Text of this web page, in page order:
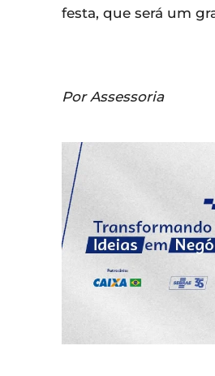
festa, que será um
Por Assessoria